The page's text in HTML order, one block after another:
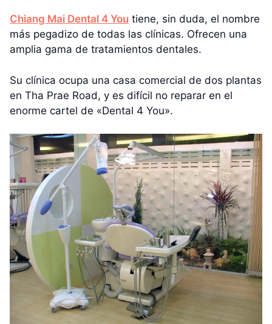
Chiang Mai Dental 4 You tiene, sin duda, el nombre
más pegadizo de todas las clínicas. Ofrecen una
amplia gama de tratamientos dentales.
Su clínica ocupa una casa comercial de dos plantas
en Tha Prae Road, y es difícil no reparar en el
enorme cartel de «Dental 4 You».